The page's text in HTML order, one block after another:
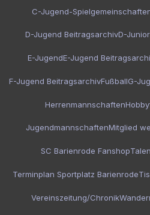
C-Jugend-
D-Jugend BeitragsarchivD-
E-JugendE-Jugend
F-Jugend BeitragsarchivFußballG-
Herrenmannschaften
JugendmannschaftenMitglied
SC Barienrode Fanshop
Terminplan Sportplatz Barienrode
Vereinszeitung/Chronik